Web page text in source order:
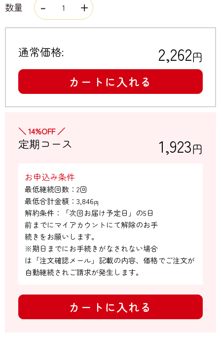
数量
通常価格: 2,262円
カートに入れる
＼ 14%OFF ／
定期コース 1,923円
お申込み条件
最低継続回数：2回
最低合計金額： 3,846円
解約条件：「次回お届け予定日」の5日
前までにマイアカウントにて解除のお手
続きをお願いします。
※期日までにお手続きがなされない場合
は「注文確認メール」記載の内容、価格でご注文が
自動継続されご請求が発生します。
カートに入れる